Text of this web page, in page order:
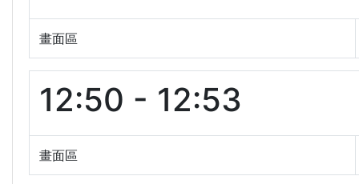
畫面區
12:50 - 12:53
畫面區